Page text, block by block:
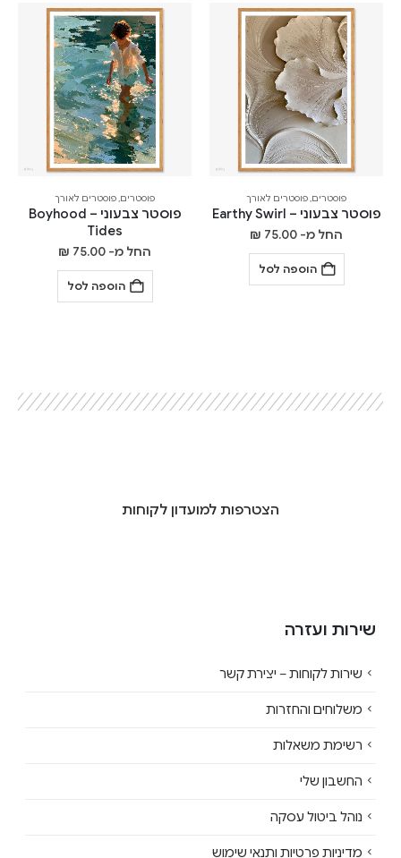
פוסטרים,פוסטרים לאורך
פוסטר צבעוני – Earthy Swirl
החל מ- ₪ 75.00
הוספה לסל
פוסטרים,פוסטרים לאורך
פוסטר צבעוני – Boyhood
Tides
החל מ- ₪ 75.00
הוספה לסל
הצטרפות למועדון לקוחות
שירות ועזרה
שירות לקוחות – יצירת קשר
משלוחים והחזרות
רשימת משאלות
החשבון שלי
נוהל ביטול עסקה
מדיניות פרטיות ותנאי שימוש